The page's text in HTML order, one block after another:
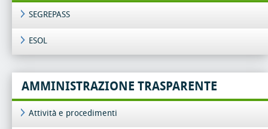
SEGREPASS
ESOL
AMMINISTRAZIONE TRASPARENTE
Attività e procedimenti